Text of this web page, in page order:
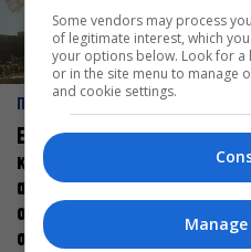
ΠΡΟΣΩΠΑ
Ελεάνα Ανδρεούδη: Κάθε
καλλιτέχνης όταν
ανεβαίνει στη σκηνή
οφείλει να αισθάνεται
σταρ
Some vendors may process
of legitimate interest, which
your options below. Look for
or in the site menu to manage
and cookie settings.